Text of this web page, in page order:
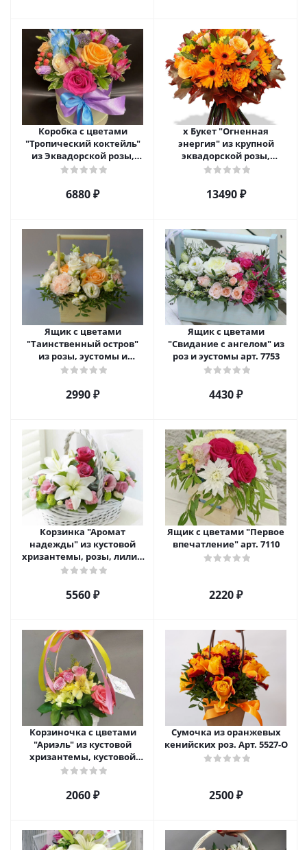
Коробка с цветами
"Тропический коктейль"
из Эквадорской розы,
эустомы, альстромерии
6880 ₽
х Букет "Огненная
энергия" из крупной
эквадорской розы,
гиперикума и гермини.
13490 ₽
Ящик с цветами
"Таинственный остров"
из розы, эустомы и
диантуса арт. 7754
2990 ₽
Ящик с цветами
"Свидание с ангелом" из
роз и эустомы арт. 7753
4430 ₽
Корзинка "Аромат
надежды" из кустовой
хризантемы, розы, лилий
и эустомы. арт. 7751
5560 ₽
Ящик с цветами "Первое
впечатление" арт. 7110
2220 ₽
Корзиночка с цветами
"Ариэль" из кустовой
хризантемы, кустовой
розы и альстромерии арт.
2060 ₽
Сумочка из оранжевых
кенийских роз. Арт. 5527-О
2500 ₽